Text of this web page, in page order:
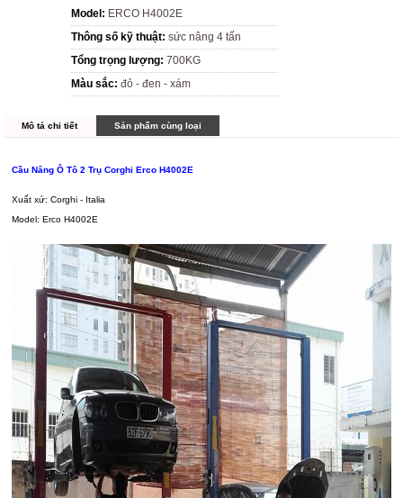
Model: ERCO H4002E
Thông số kỹ thuật:sức nâng 4 tấn
Tổng trọng lượng:700KG
Màu sắc:đỏ - đen - xám
Mô tả chi tiết Sản phẩm cùng loại
Cầu Nâng Ô Tô 2 Trụ Corghi Erco H4002E
Xuất xứ: Corghi - Italia
Model: Erco H4002E